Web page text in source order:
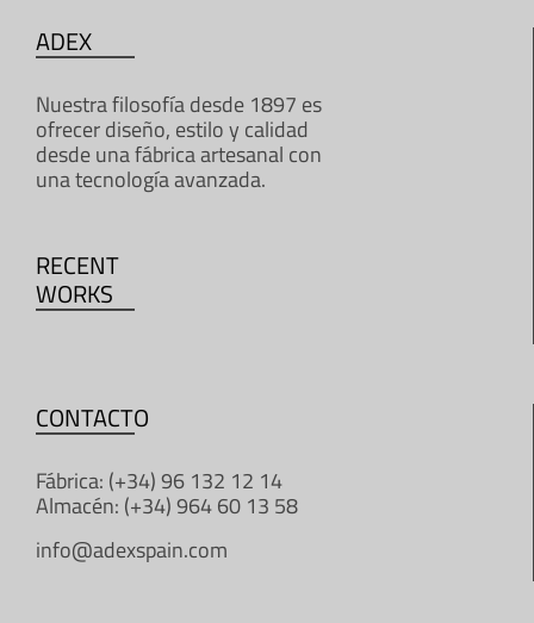
ADEX
Nuestra filosofía desde 1897 es
ofrecer diseño, estilo y calidad
desde una fábrica artesanal con
una tecnología avanzada.
RECENT
WORKS
CONTACTO
Fábrica: (+34) 96 132 12 14
Almacén: (+34) 964 60 13 58
info@adexspain.com